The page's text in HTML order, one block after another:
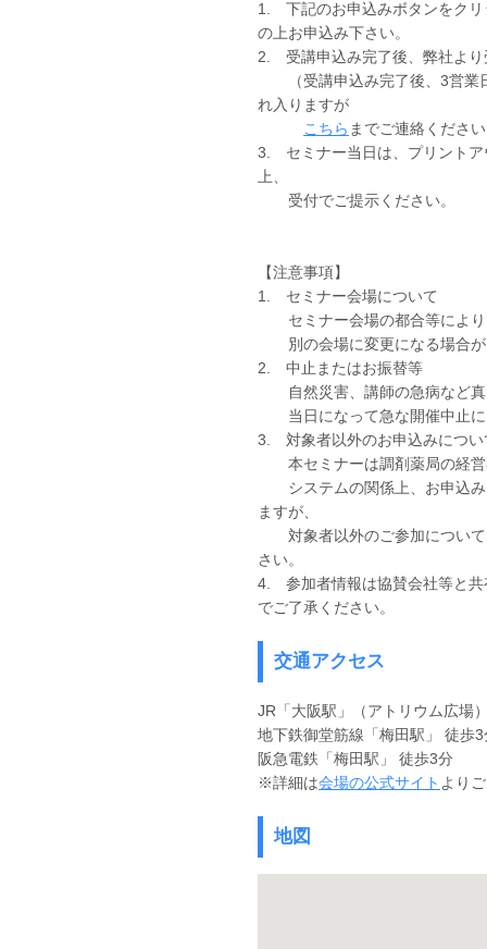
1. 下記のお申込みボタンをクリ
の上お申込み下さい。
2. 受講申込み完了後、弊社より
（受講申込み完了後、3営業
れ入りますが
こちら までご連絡くださ
3. セミナー当日は、プリントア
上、
受付でご提示ください。
【注意事項】
1. セミナー会場について
セミナー会場の都合等により
別の会場に変更になる場合が
2. 中止またはお振替等
自然災害、講師の急病など真
当日になって急な開催中止に
3. 対象者以外のお申込みについ
本セミナーは調剤薬局の経営
システムの関係上、お申込み
ますが、
対象者以外のご参加について
さい。
4. 参加者情報は協賛会社等と共
でご了承ください。
交通アクセス
JR「大阪駅」（アトリウム広場
地下鉄御堂筋線「梅田駅」 徒歩3
阪急電鉄「梅田駅」 徒歩3分
※詳細は会場の公式サイト より
地図